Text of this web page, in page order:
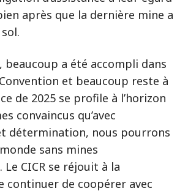
après que la dernière mine a
beaucoup a été accompli dans
et beaucoup reste à
de 2025 se profile à l’horizon
convaincus qu’avec
détermination, nous pourrons
sans mines
CICR se réjouit à la
continuer de coopérer avec